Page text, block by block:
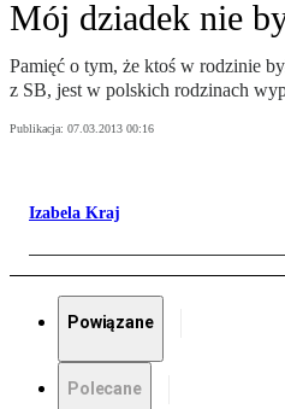
Mój dziadek nie
Pamięć o tym, że ktoś w rodzinie
z SB, jest w polskich rodzinach
Publikacja: 07.03.2013 00:16
Izabela Kraj
Powiązane
Polecane